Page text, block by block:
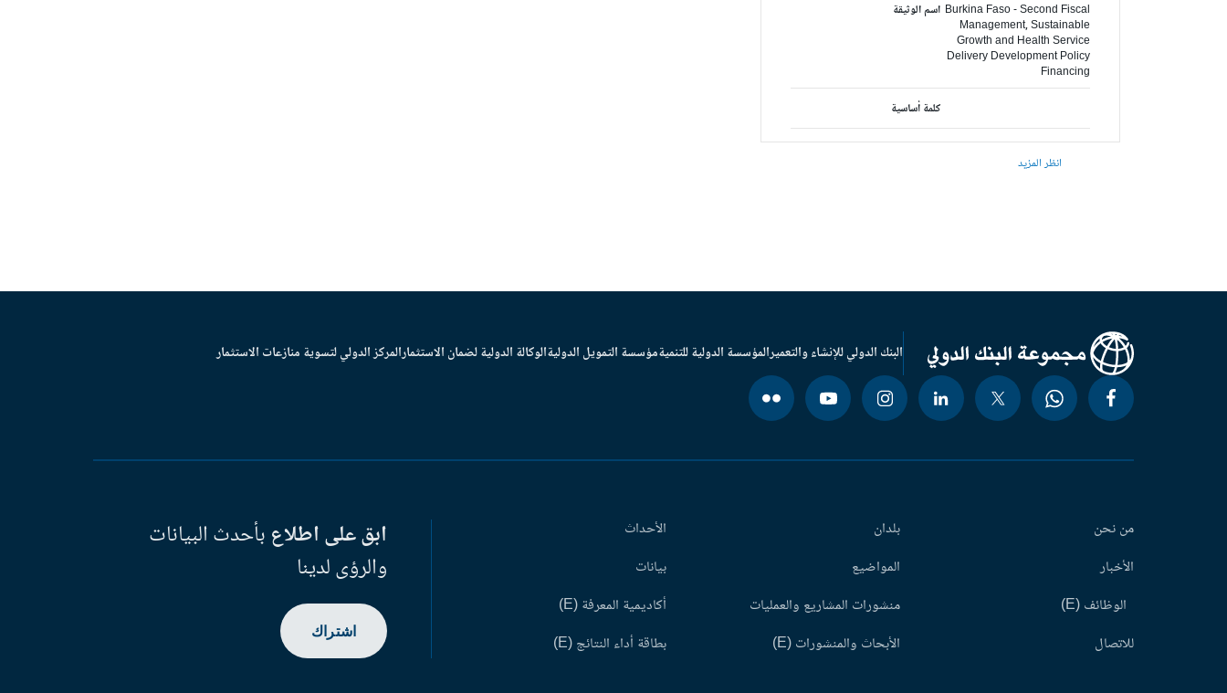
اسم الوثيقة Burkina Faso - Second Fiscal
Management, Sustainable
Growth and Health Service
Delivery Development Policy
Financing
كلمة أساسية
انظر المزيد
البنك الدولي للإنشاء والتعميرالمؤسسة الدولية للتنميةمؤسسة التمويل الدوليةالوكالة الدولية لضمان الاستثمارالمركز الدولي لتسوية منازعات الاستثمار
من نحن
الأخبار
الوظائف (E)
للاتصال
بلدان
المواضيع
منشورات المشاريع والعمليات
الأبحاث والمنشورات (E)
الأحداث
بيانات
أكاديمية المعرفة (E)
بطاقة أداء النتائج (E)
ابق على اطلاعبأحدث البيانات
والرؤى لدينا
اشتراك